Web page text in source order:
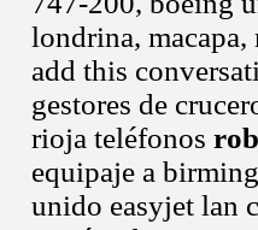
londrina, macapa,
add this
gestores de
rioja teléfonos
equipaje a
unido easyjet lan